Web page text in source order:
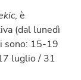
, è
(dal lunedì
sono: 15-19
luglio / 31